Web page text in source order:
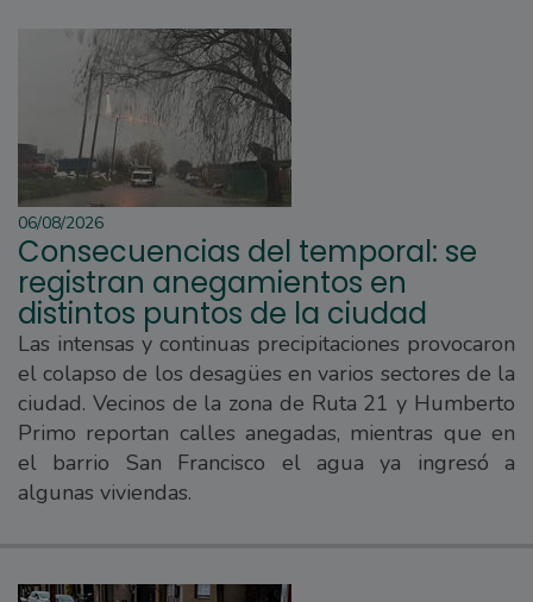
06/08/2026
Consecuencias del temporal: se
registran anegamientos en
distintos puntos de la ciudad
Las intensas y continuas precipitaciones provocaron
el colapso de los desagües en varios sectores de la
ciudad. Vecinos de la zona de Ruta 21 y Humberto
Primo reportan calles anegadas, mientras que en
el barrio San Francisco el agua ya ingresó a
algunas viviendas.